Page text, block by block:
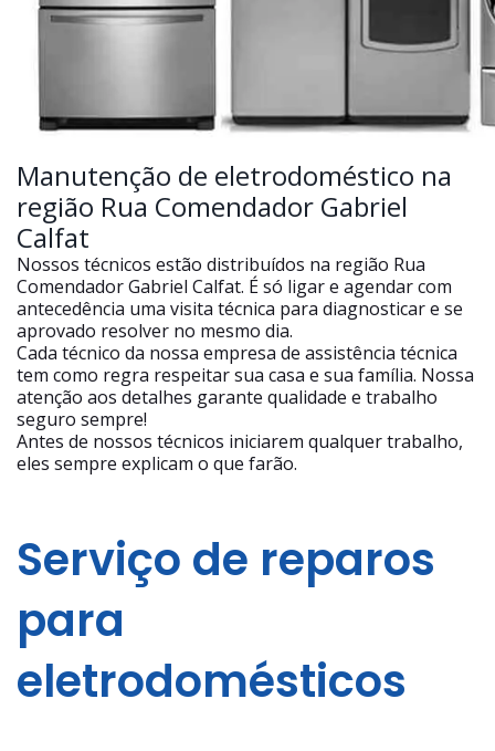
Manutenção de eletrodoméstico na
região Rua Comendador Gabriel
Calfat
Nossos técnicos estão distribuídos na região Rua
Comendador Gabriel Calfat. É só ligar e agendar com
antecedência uma visita técnica para diagnosticar e se
aprovado resolver no mesmo dia.
Cada técnico da nossa empresa de assistência técnica
tem como regra respeitar sua casa e sua família. Nossa
atenção aos detalhes garante qualidade e trabalho
seguro sempre!
Antes de nossos técnicos iniciarem qualquer trabalho,
eles sempre explicam o que farão.
Serviço de reparos
para
eletrodomésticos